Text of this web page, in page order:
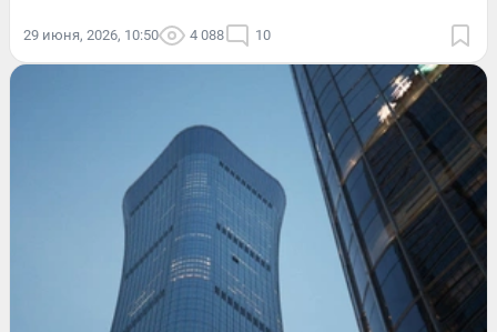
29 июня, 2026, 10:50 4 088 10